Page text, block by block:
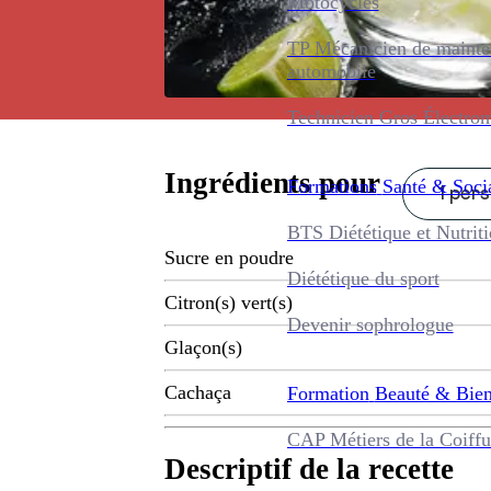
TP Mécanicien de
automobile
Technicien Gros
Formations Santé &
BTS Diététique et
Diététique du sport
Devenir sophrologue
Formation Beauté &
CAP Métiers de la
Ingrédients pour 1
Sucre en poudre
Citron(s) vert(s)
Glaçon(s)
Cachaça
Descriptif de la recette